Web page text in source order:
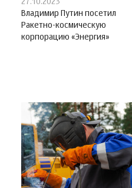
Владимир Путин посетил
Ракетно-космическую
корпорацию «Энергия»